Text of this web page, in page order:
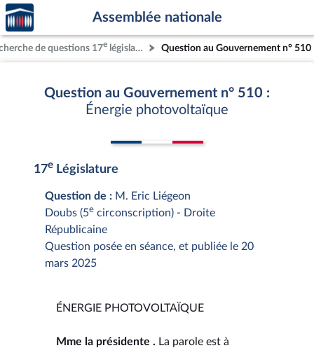
Aller au contenu
Aller en bas de la page
Accèder
à la
page
d'accueil
Assemblée nationale
de questions 17e législature Question au Gouvernement n° 510
Question au Gouvernement n° 510 :
Énergie photovoltaïque
17e Législature
Question de : M. Eric Liégeon
Doubs (5e circonscription) - Droite
Républicaine
Question posée en séance, et publiée le 20
mars 2025
ÉNERGIE PHOTOVOLTAÏQUE
Mme la présidente . La parole est à